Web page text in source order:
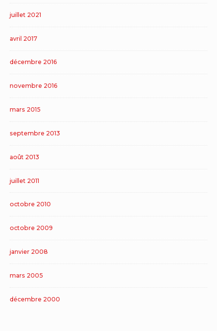
juillet 2021
avril 2017
décembre 2016
novembre 2016
mars 2015
septembre 2013
août 2013
juillet 2011
octobre 2010
octobre 2009
janvier 2008
mars 2005
décembre 2000